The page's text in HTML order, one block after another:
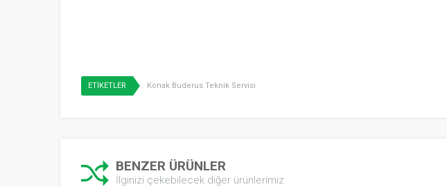
ETİKETLER Konak Buderus Teknik Servisi
BENZER ÜRÜNLER
İlginizi çekebilecek diğer ürünlerimiz